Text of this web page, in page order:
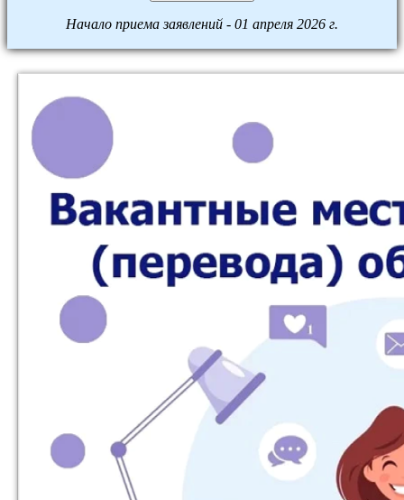
Начало приема заявлений - 01 апреля 2026 г.